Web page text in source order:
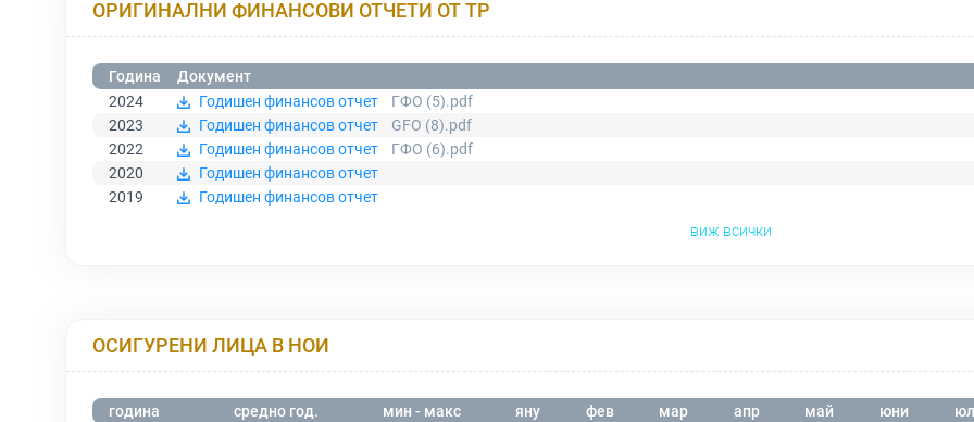
ОРИГИНАЛНИ ФИНАНСОВИ ОТЧЕТИ ОТ ТР
Година
Документ
2024
Годишен финансов отчет
ГФО (5).pdf
2023
Годишен финансов отчет
GFO (8).pdf
2022
Годишен финансов отчет
ГФО (6).pdf
2020
Годишен финансов отчет
2019
Годишен финансов отчет
виж всички
ОСИГУРЕНИ ЛИЦА В НОИ
година средно год. мин - макс яну фев мар апр май юни